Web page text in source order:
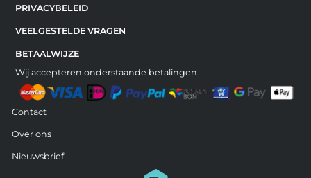
PRIVACYBELEID
VEELGESTELDE VRAGEN
BETAALWIJZE
Wij accepteren onderstaande betalingen
Contact
Over ons
Nieuwsbrief